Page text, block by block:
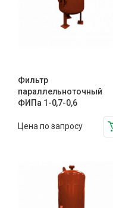
Фильтр
параллельноточный
ФИПа 1-0,7-0,6
Цена по запросу